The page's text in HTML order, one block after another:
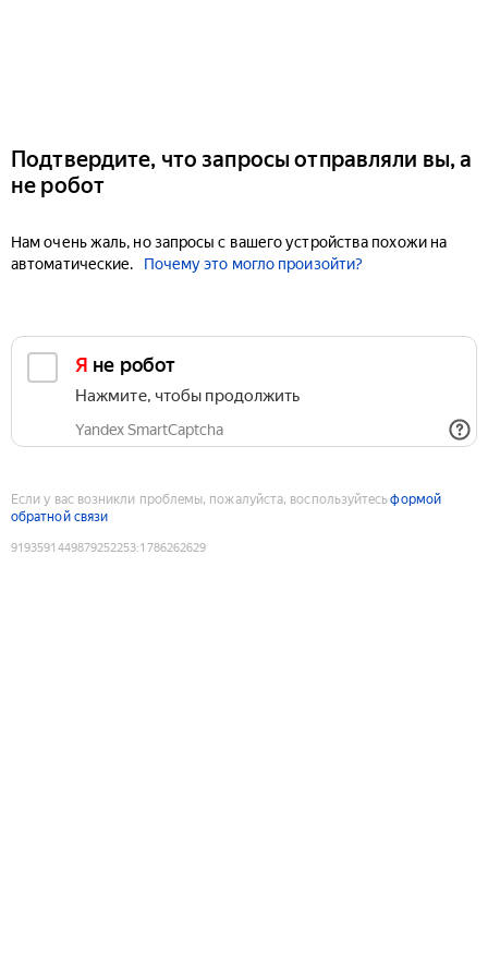
Подтвердите, что запросы отправляли вы, а
не робот
Нам очень жаль, но запросы с вашего устройства похожи на
автоматические.
Почему это могло произойти?
Я не робот
Нажмите, чтобы продолжить
Yandex SmartCaptcha
Если у вас возникли проблемы, пожалуйста, воспользуйтесьформой
обратной связи
9193591449879252253:1786262629